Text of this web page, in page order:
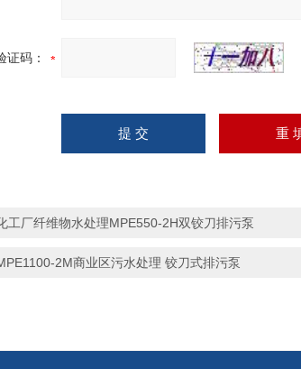
证码：
工厂纤维物水处理MPE550-2H双铰刀排污泵
2M商业区污水处理 铰刀式排污泵